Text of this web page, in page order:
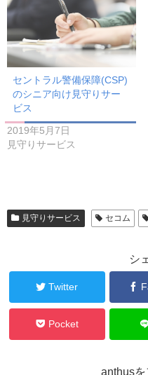
セントラル警備保障(CSP)
のシニア向け見守りサー
ビス
2019年5月7日
見守りサービス
見守りサービス セコム
シ
Twitter
Pocket
anthus